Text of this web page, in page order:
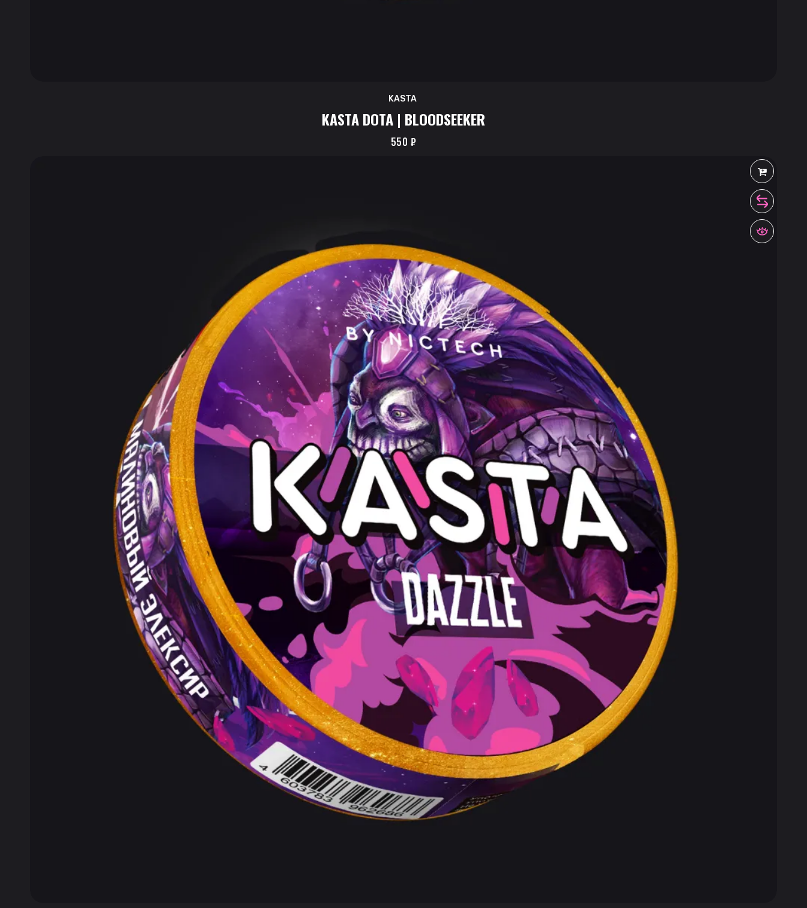
KASTA
KASTA DOTA | BLOODSEEKER
550 ₽